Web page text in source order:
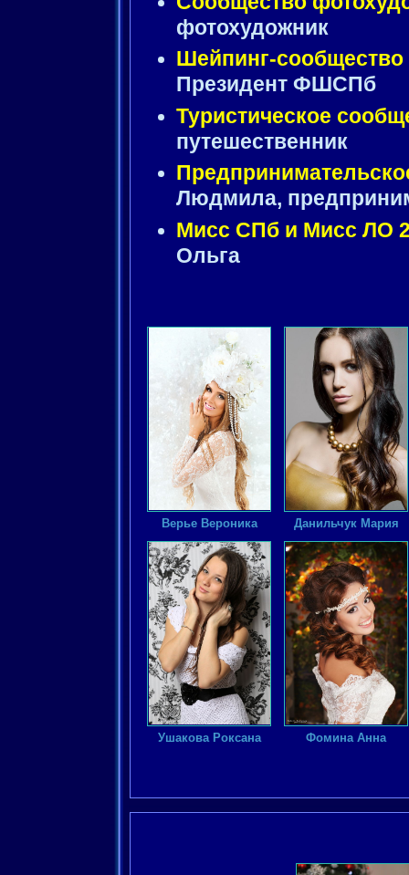
фотохудожник
Шейпинг-сообщество
Президент ФШСПб
Туристическое
путешественник
Людмила,
Мисс СПб и Мисс ЛО
Ольга
Верье Вероника Данильчук Мария
Ушакова Роксана Фомина Анна